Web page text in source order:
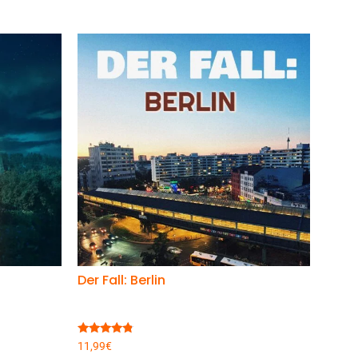
Der Fall: Berlin
Bewertet
mit
11,99€